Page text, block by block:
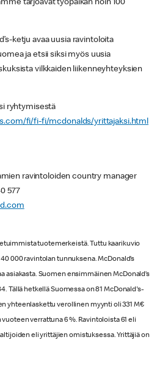
tarjoavat työpaikan noin 100
ketju avaa uusia ravintoloita
ja etsii siksi myös uusia
vilkkaiden liikenneyhteyksien
ryhtymisestä
fi/fi-fi/mcdonalds/yrittajaksi.html
ravintoloiden country manager
577
tuotemerkeistä. Tuttu kaarikuvio
000 ravintolan tunnuksena. McDonald’s
asiakasta. Suomen ensimmäinen McDonald’s
Tällä hetkellä Suomessa on 81 McDonald's-
yhteenlaskettu verollinen myynti oli 331 M€
verrattuna 6 %. Ravintoloista 61 eli
eli yrittäjien omistuksessa. Yrittäjiä on